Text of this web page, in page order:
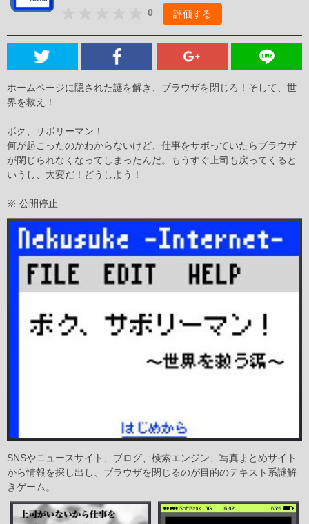
0 評価する
ホームページに隠された謎を解き、ブラウザを閉じろ！そして、世
界を救え！
ボク、サボリーマン！
何が起こったのかわからないけど、仕事をサボっていたらブラウザ
が閉じられなくなってしまったんだ。もうすぐ上司も戻ってくると
いうし、大変だ！どうしよう！
※ 公開停止
SNSやニュースサイト、ブログ、検索エンジン、写真まとめサイト
から情報を探し出し、ブラウザを閉じるのが目的のテキスト系謎解
きゲーム。